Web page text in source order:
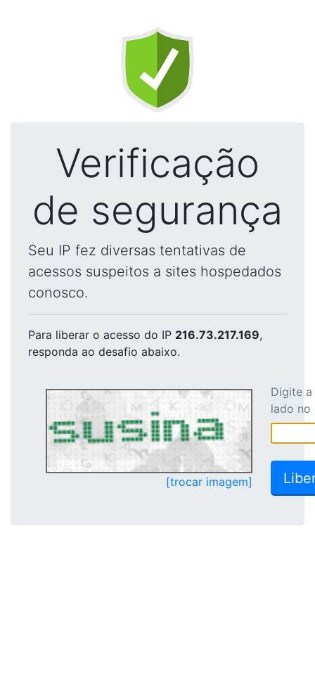
Verificação
de segurança
Seu IP fez diversas tentativas de
acessos suspeitos a sites hospedados
conosco.
Para liberar o acesso do IP 216.73.217.169,
responda ao desafio abaixo.
[trocar imagem]
Digite
lado no